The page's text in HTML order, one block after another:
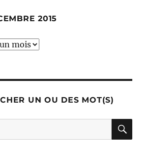
2015
UN OU DES MOT(S)